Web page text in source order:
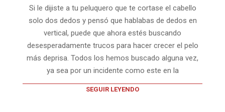
Si le dijiste a tu peluquero que te cortase el cabello
solo dos dedos y pensó que hablabas de dedos en
vertical, puede que ahora estés buscando
desesperadamente trucos para hacer crecer el pelo
más deprisa. Todos los hemos buscado alguna vez,
ya sea por un incidente como este en la
SEGUIR LEYENDO